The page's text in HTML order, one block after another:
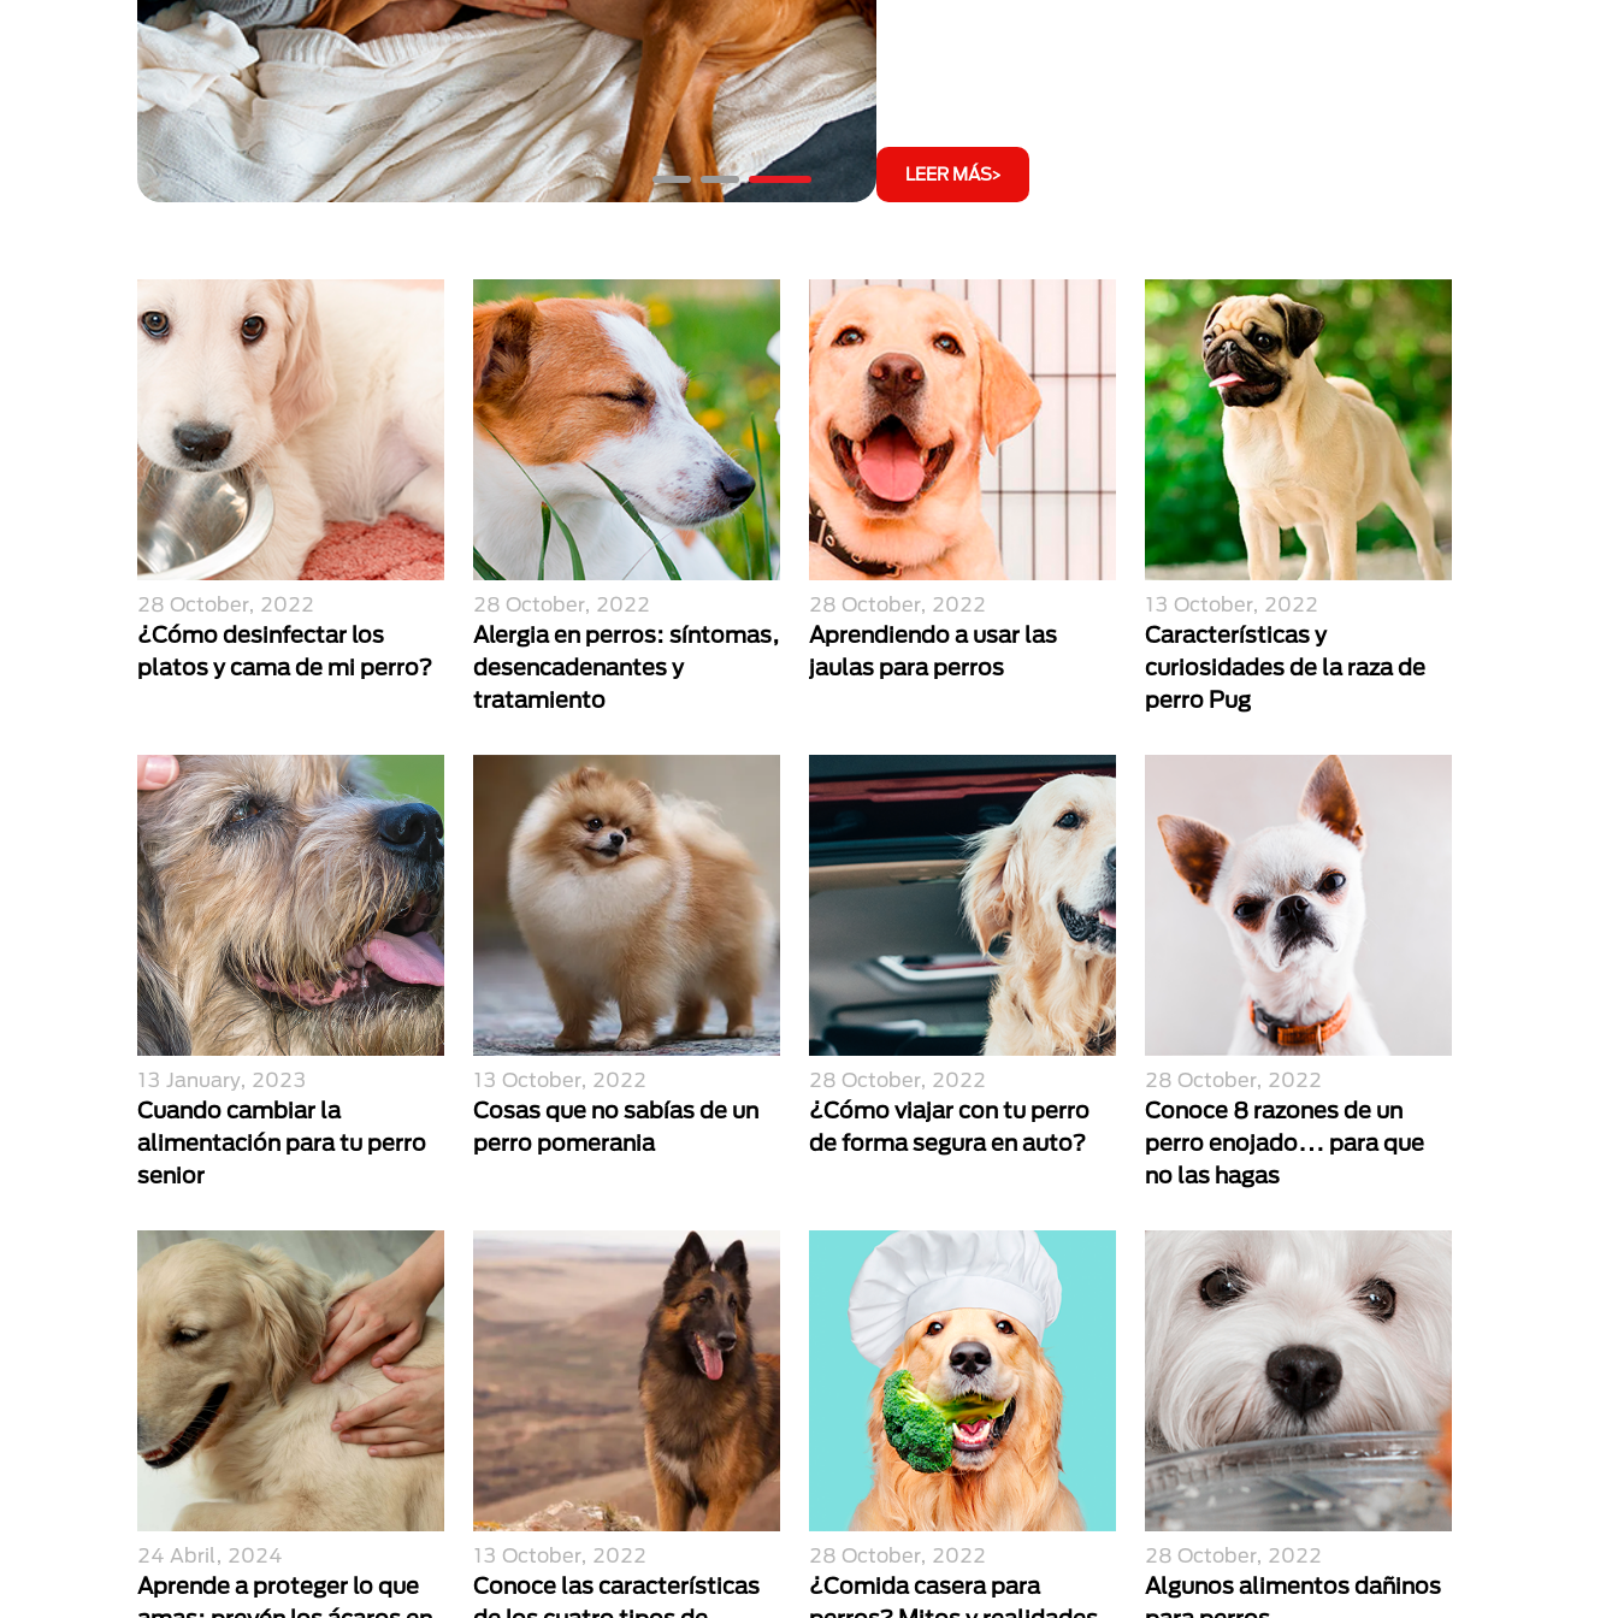
LEER MÁS
28 October, 2022
¿Cómo desinfectar los
platos y cama de mi perro?
28 October, 2022
Alergia en perros: síntomas,
desencadenantes y
tratamiento
28 October, 2022
Aprendiendo a usar las
jaulas para perros
13 October, 2022
Características y
curiosidades de la raza de
perro Pug
13 January, 2023
Cuando cambiar la
alimentación para tu perro
senior
13 October, 2022
Cosas que no sabías de un
perro pomerania
28 October, 2022
¿Cómo viajar con tu perro
de forma segura en auto?
28 October, 2022
Conoce 8 razones de un
perro enojado… para que
no las hagas
24 Abril, 2024
Aprende a proteger lo que
13 October, 2022
Conoce las características
28 October, 2022
¿Comida casera para
28 October, 2022
Algunos alimentos dañinos